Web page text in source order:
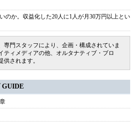
のか。収益化した20人に1人が月30万円以上とい
専門スタッフにより、企画・構成されていま
ティメディアの他、オルタナティブ・ブロ
されます。
GUIDE